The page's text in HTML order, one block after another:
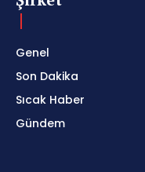
Genel
Son Dakika
Sıcak Haber
Gündem